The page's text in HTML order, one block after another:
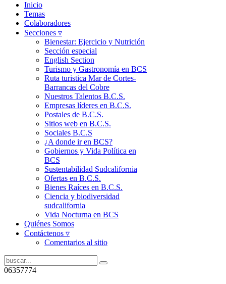
Inicio
Temas
Colaboradores
Secciones ▿
Bienestar: Ejercicio y Nutrición
Sección especial
English Section
Turismo y Gastronomía en BCS
Ruta turistica Mar de Cortes-
Barrancas del Cobre
Nuestros Talentos B.C.S.
Empresas líderes en B.C.S.
Postales de B.C.S.
Sitios web en B.C.S.
Sociales B.C.S
¿A donde ir en BCS?
Gobiernos y Vida Política en
BCS
Sustentabilidad Sudcalifornia
Ofertas en B.C.S.
Bienes Raíces en B.C.S.
Ciencia y biodiversidad
sudcalifornia
Vida Nocturna en BCS
Quiénes Somos
Contáctenos ▿
Comentarios al sitio
06357774